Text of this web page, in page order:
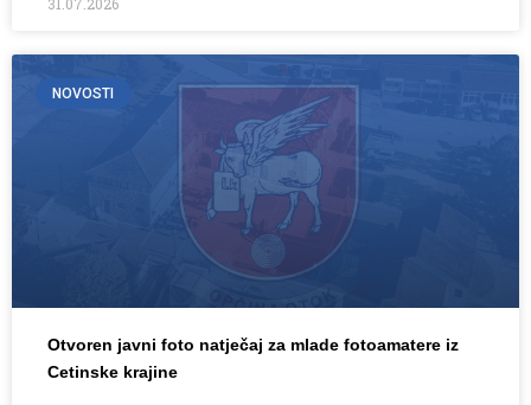
NOVOSTI
Otvoren javni foto natječaj za mlade fotoamatere iz
Cetinske krajine